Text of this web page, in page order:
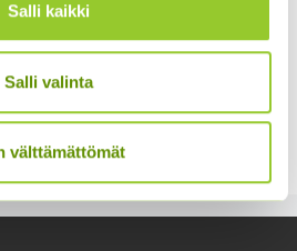
Salli kaikki
Salli valinta
välttämättömät
s)
Punakosmoskukka
Sperli’s Mix Dreams
5,20€ Sisältää arvonlisäveron